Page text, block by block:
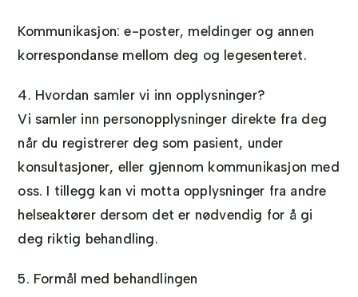
Kommunikasjon: e-poster, meldinger og annen
korrespondanse mellom deg og legesenteret.
4. Hvordan samler vi inn opplysninger?
Vi samler inn personopplysninger direkte fra deg
når du registrerer deg som pasient, under
konsultasjoner, eller gjennom kommunikasjon med
oss. I tillegg kan vi motta opplysninger fra andre
helseaktører dersom det er nødvendig for å gi
deg riktig behandling.
5. Formål med behandlingen